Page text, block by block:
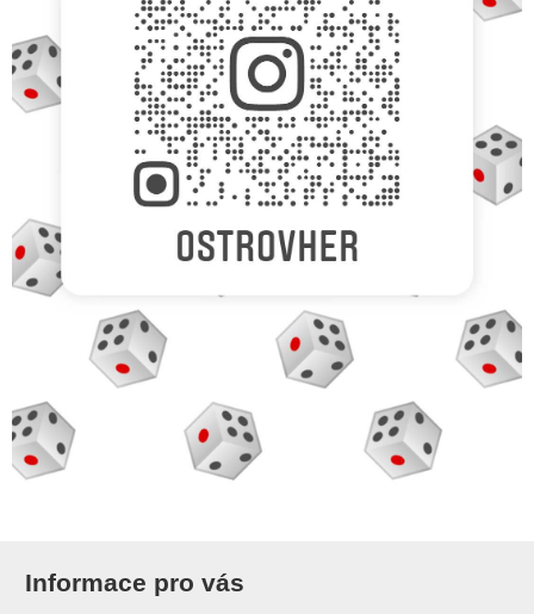
Informace pro vás